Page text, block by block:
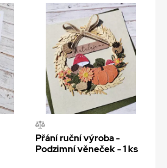
Přání ruční výroba -
Podzimní věneček - 1 ks